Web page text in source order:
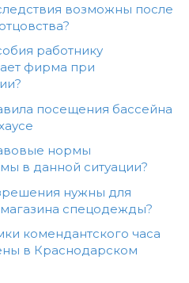
возможны после
работнику
фирма при
посещения бассейна
нормы
в данной ситуации?
нужны для
спецодежды?
комендантского часа
в Краснодарском